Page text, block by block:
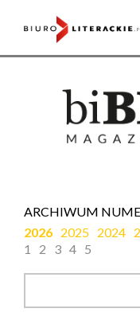
ARCHIWUM
2026 2025 2024
1
2 3 4 5